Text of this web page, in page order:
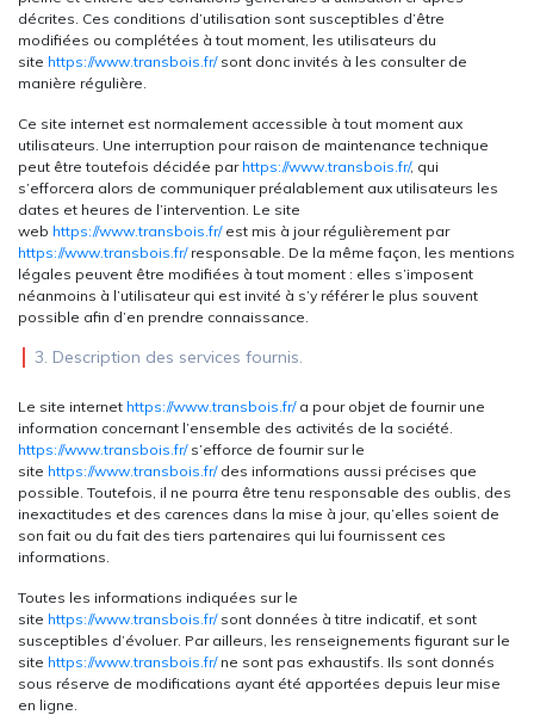
décrites. Ces conditions d’utilisation sont susceptibles d’être
modifiées ou complétées à tout moment, les utilisateurs du
site https://www.transbois.fr/sont donc invités à les consulter de
manière régulière.
Ce site internet est normalement accessible à tout moment aux
utilisateurs. Une interruption pour raison de maintenance technique
peut être toutefois décidée par https://www.transbois.fr/, qui
s’efforcera alors de communiquer préalablement aux utilisateurs les
dates et heures de l’intervention. Le site
web https://www.transbois.fr/est mis à jour régulièrement par
https://www.transbois.fr/responsable. De la même façon, les mentions
légales peuvent être modifiées à tout moment : elles s’imposent
néanmoins à l’utilisateur qui est invité à s’y référer le plus souvent
possible afin d’en prendre connaissance.
3. Description des services fournis.
Le site internet https://www.transbois.fr/a pour objet de fournir une
information concernant l’ensemble des activités de la société.
https://www.transbois.fr/s’efforce de fournir sur le
site https://www.transbois.fr/des informations aussi précises que
possible. Toutefois, il ne pourra être tenu responsable des oublis, des
inexactitudes et des carences dans la mise à jour, qu’elles soient de
son fait ou du fait des tiers partenaires qui lui fournissent ces
informations.
Toutes les informations indiquées sur le
site https://www.transbois.fr/sont données à titre indicatif, et sont
susceptibles d’évoluer. Par ailleurs, les renseignements figurant sur le
site https://www.transbois.fr/ne sont pas exhaustifs. Ils sont donnés
sous réserve de modifications ayant été apportées depuis leur mise
en ligne.